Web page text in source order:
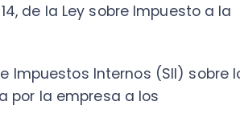
créditos por impuesto de
Además, se
los impuestos finales.
formulario N°22